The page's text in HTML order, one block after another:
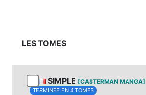
LES TOMES
SIMPLE [CASTERMAN MANGA]
TERMINÉE EN 4 TOMES